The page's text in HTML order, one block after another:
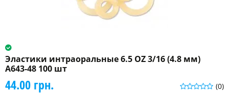
Эластики интраоральные 6.5 OZ 3/16 (4.8 мм)
A643-48 100 шт
(0)
44.00 грн.